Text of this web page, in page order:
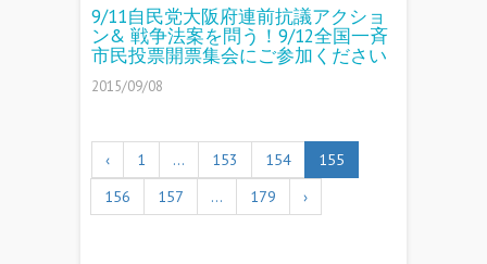
9/11自民党大阪府連前抗議アクショ
ン& 戦争法案を問う！9/12全国一斉
市民投票開票集会にご参加ください
2015/09/08
‹ 1 … 153 154
155
156
157 … 179 ›